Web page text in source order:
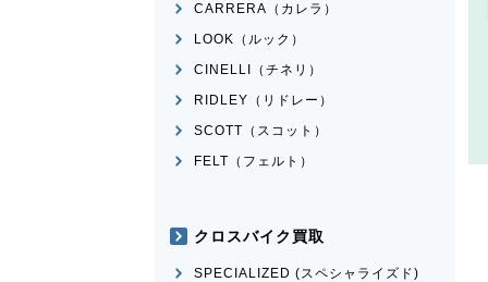
CARRERA（カレラ）
LOOK（ルック）
CINELLI（チネリ）
RIDLEY（リドレー）
SCOTT（スコット）
FELT（フェルト）
クロスバイク買取
SPECIALIZED (スペシャライズド)